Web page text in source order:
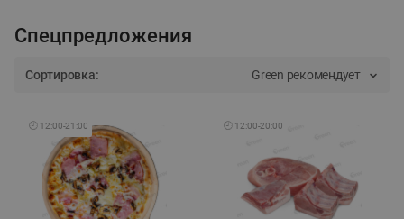
Спецпредложения
Сортировка: Green рекомендует
🕘 12:00-21:00 🕘 12:00-20:00